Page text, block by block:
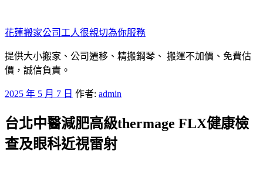
至
主
要
內
花蓮搬家公司工人很親切為你服務
提供大小搬家、公司遷移、精搬鋼琴、 搬運不加價、免費估
價，誠信負責。
發
於
2025 年 5 月 7 日 作者: admin
台北中醫減肥高級thermage FLX健康檢
查及眼科近視雷射